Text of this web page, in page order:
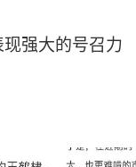
强大的号召力